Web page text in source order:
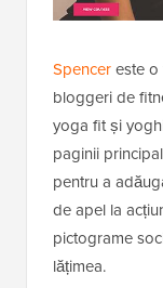
Spencereste
bloggeri de
yoga fit și
paginii
pentru a
de apel la
pictograme
lățimea.